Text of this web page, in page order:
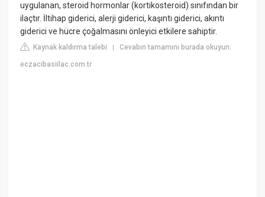
uygulanan, steroid hormonlar (kortikosteroid) sınıfından bir
ilaçtır. İltihap giderici, alerji giderici, kaşıntı giderici, akıntı
giderici ve hücre çoğalmasını önleyici etkilere sahiptir.
Kaynak kaldırma talebi |Cevabın tamamını burada okuyun:
eczacibasiilac.com.tr